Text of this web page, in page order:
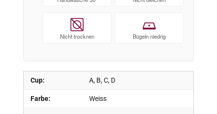
Cup: A, B, C, D
Farbe: Weiss
Nicht trocknen Bügeln niedrig